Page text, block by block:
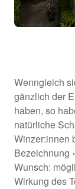
Wenngleich
gänzlich der
haben, so
natürliche
Winzer:innen
Bezeichnung
Wunsch:
Wirkung des